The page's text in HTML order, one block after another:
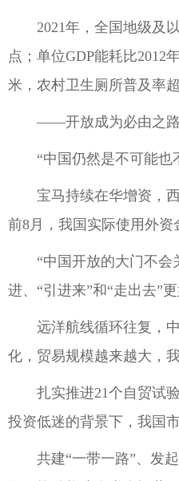
2021年，全国地级及以
点；单位GDP能耗比2012
米，农村卫生厕所普及率
——开放成为必由之路
“中国仍然是不可能也不
宝马持续在华增资，西
前8月，我国实际使用外资
“中国开放的大门不会关
进、“引进来”和“走出去”
远洋航线循环往复，中
化，贸易规模越来越大，
扎实推进21个自贸试验
投资低迷的背景下，我国
共建“一带一路”、发起